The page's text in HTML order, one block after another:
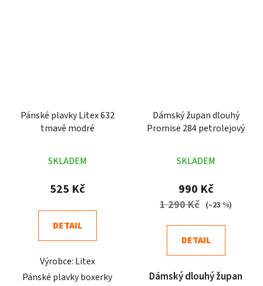
Pánské plavky Litex 632
tmavě modré
hodnocení
produktu
5,0
z
hvězdiček.
SKLADEM
525 Kč
DETAIL
Výrobce: Litex
Pánské plavky boxerky
Dámský župan dlouhý
Promise 284 petrolejový
hodnocení
produktu
je
5
SKLADEM
990 Kč
1 290 Kč (–23 %)
DETAIL
Dámský dlouhý župan